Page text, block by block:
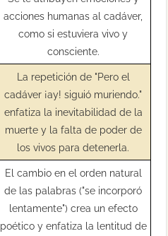
acciones humanas al cadáver,
como si estuviera vivo y
consciente.
La repetición de "Pero el
cadáver ¡ay! siguió muriendo."
enfatiza la inevitabilidad de la
muerte y la falta de poder de
los vivos para detenerla.
El cambio en el orden natural
de las palabras ("se incorporó
lentamente") crea un efecto
poético y enfatiza la lentitud de